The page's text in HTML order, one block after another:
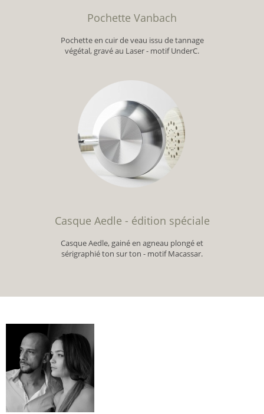
Pochette Vanbach
Pochette en cuir de veau issu de tannage
végétal, gravé au Laser - motif UnderC.
Casque Aedle - édition spéciale
Casque Aedle, gainé en agneau plongé et
sérigraphié ton sur ton - motif Macassar.